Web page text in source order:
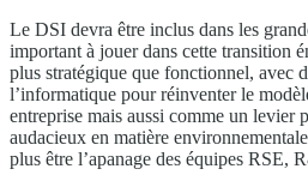
Le DSI devra être inclus dans les
important à jouer dans cette transition
plus stratégique que fonctionnel, avec
l’informatique pour réinventer le
entreprise mais aussi comme un levier
audacieux en matière
plus être l’apanage des équipes RSE,